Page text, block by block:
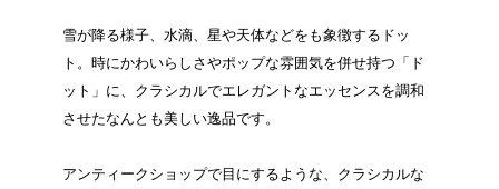
雪が降る様子、水滴、星や天体などをも象徴するドッ
ト。時にかわいらしさやポップな雰囲気を併せ持つ「ド
ット」に、クラシカルでエレガントなエッセンスを調和
させたなんとも美しい逸品です。
アンティークショップで目にするような、クラシカルな